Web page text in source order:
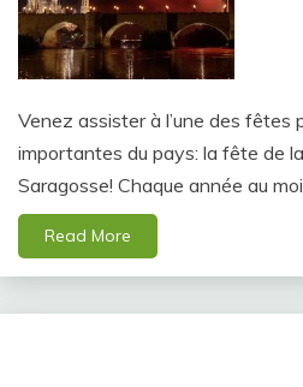
Venez assister à l’une des fêtes
importantes du pays: la fête de
Saragosse! Chaque année au
Read More